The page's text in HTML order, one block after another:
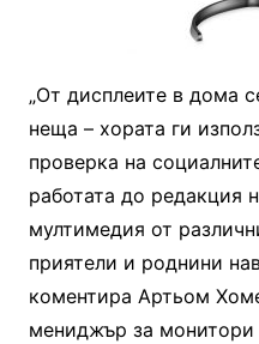
„От дисплеите в дома
неща – хората ги
проверка на
работата до редакция
мултимедия от
приятели и роднини
коментира Артьом
мениджър за монитори